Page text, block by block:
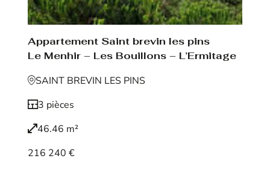
Appartement Saint brevin les pins
Le Menhir – Les Bouillons – L’Ermitage
SAINT BREVIN LES PINS
3 pièces
46.46 m²
216 240 €